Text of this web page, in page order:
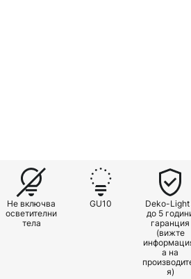
Не включва
осветителни
тела
GU10
Deko-Light
до 5
гаранция
(вижте
а на
я)